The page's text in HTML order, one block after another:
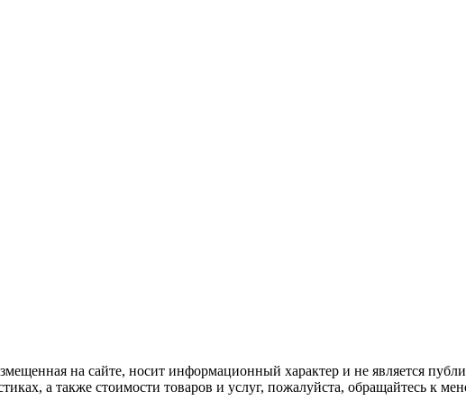
на сайте, носит информационный характер и не является
а также стоимости товаров и услуг, пожалуйста, обращайтесь к